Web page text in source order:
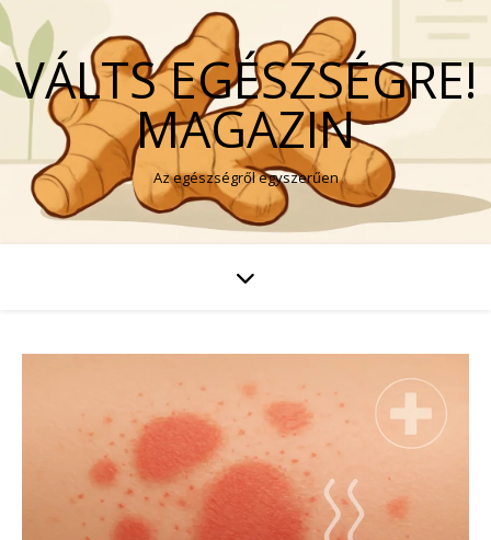
VÁLTS EGÉSZSÉGRE!
MAGAZIN
Az egészségről egyszerűen